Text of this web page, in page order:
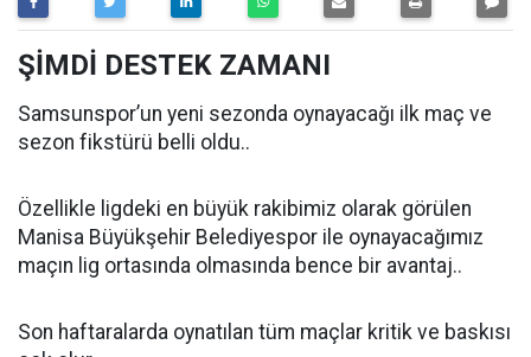
ŞİMDİ DESTEK ZAMANI
Samsunspor’un yeni sezonda oynayacağı ilk maç ve
sezon fikstürü belli oldu..
Özellikle ligdeki en büyük rakibimiz olarak görülen
Manisa Büyükşehir Belediyespor ile oynayacağımız
maçın lig ortasında olmasında bence bir avantaj..
Son haftaralarda oynatılan tüm maçlar kritik ve baskısı